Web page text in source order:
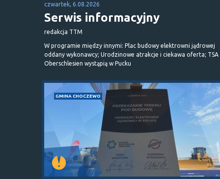
czwartek, 6.08.2026
Serwis informacyjny
redakcja TTM
W programie między innymi: Plac budowy elektrowni jądrowej
oddany wykonawcy; Urodzinowe atrakcje i ciekawa oferta; TSA
Oberschlesien wystąpią w Pucku
GMINA CHOCZEWO